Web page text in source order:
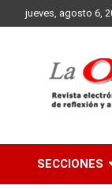
to
jueves, agosto 6,
SECCIONES